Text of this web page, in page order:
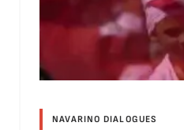
NAVARINO DIALOGUES